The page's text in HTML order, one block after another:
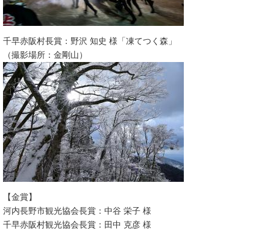
千早赤阪村長賞：野沢 知史 様「凍てつく森」
（撮影場所：金剛山）​
【金賞】
河内長野市観光協会長賞：中谷 栄子 様
千早赤阪村観光協会長賞：田中 克彦 様